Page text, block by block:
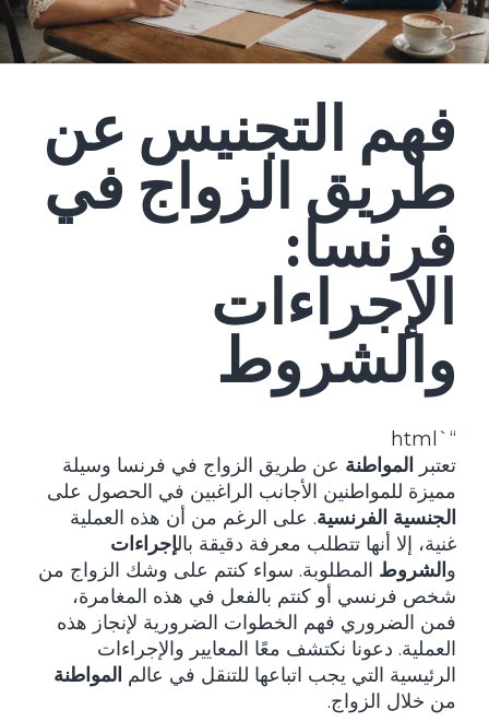
فهم التجنيس عن
طريق الزواج في
فرنسا:
الإجراءات
والشروط
“`html
تعتبر
المواطنة عن طريق الزواج في فرنسا وسيلة
مميزة للمواطنين الأجانب الراغبين في الحصول على
الجنسية الفرنسية. على الرغم من أن هذه العملية
غنية، إلا أنها تتطلب معرفة دقيقة بالإجراءات
و الشروط المطلوبة. سواء كنتم على وشك الزواج من
شخص فرنسي أو كنتم بالفعل في هذه المغامرة،
فمن الضروري فهم الخطوات الضرورية لإنجاز هذه
العملية. دعونا نكتشف معًا المعايير والإجراءات
الرئيسية التي يجب اتباعها للتنقل في عالم المواطنة
من خلال الزواج.